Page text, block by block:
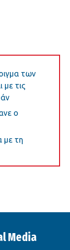
των
με τις
ο
με τη
Media